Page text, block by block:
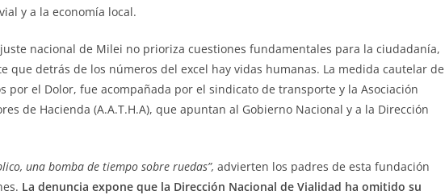
y a la economía local.
nacional de Milei no prioriza cuestiones fundamentales para la ciudadanía,
que detrás de los números del excel hay vidas humanas. La medida cautelar de
por el Dolor, fue acompañada por el sindicato de transporte y la Asociación
de Hacienda (A.A.T.H.A), que apuntan al Gobierno Nacional y a la Dirección
una bomba de tiempo sobre ruedas”, advierten los padres de esta fundación
La denuncia expone que la Dirección Nacional de Vialidad ha omitido su